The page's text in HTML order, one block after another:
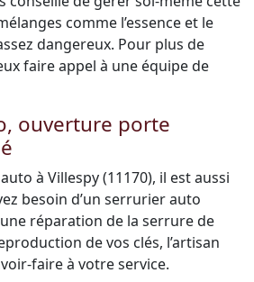
comme l’essence et le
dangereux. Pour plus de
faire appel à une équipe de
ouverture porte
à Villespy (11170), il est aussi
besoin d’un serrurier auto
réparation de la serrure de
de vos clés, l’artisan
faire à votre service.